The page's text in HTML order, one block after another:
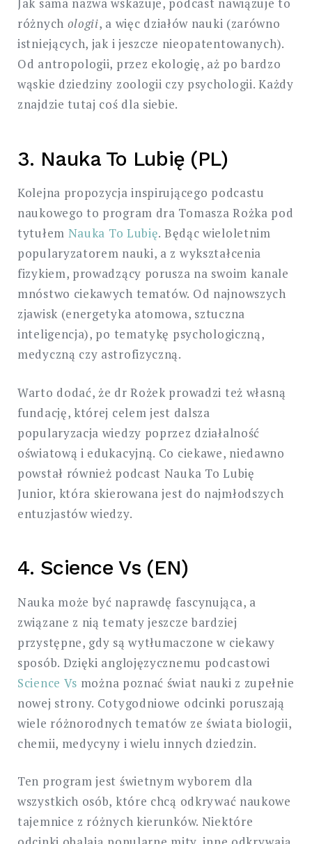
Jak sama nazwa wskazuje, podcast nawiązuje to
różnych ologii, a więc działów nauki (zarówno
istniejących, jak i jeszcze nieopatentowanych).
Od antropologii, przez ekologię, aż po bardzo
wąskie dziedziny zoologii czy psychologii. Każdy
znajdzie tutaj coś dla siebie.
3. Nauka To Lubię (PL)
Kolejna propozycja inspirującego podcastu
naukowego to program dra Tomasza Rożka pod
tytułem Nauka To Lubię. Będąc wieloletnim
popularyzatorem nauki, a z wykształcenia
fizykiem, prowadzący porusza na swoim kanale
mnóstwo ciekawych tematów. Od najnowszych
zjawisk (energetyka atomowa, sztuczna
inteligencja), po tematykę psychologiczną,
medyczną czy astrofizyczną.
Warto dodać, że dr Rożek prowadzi też własną
fundację, której celem jest dalsza
popularyzacja wiedzy poprzez działalność
oświatową i edukacyjną. Co ciekawe, niedawno
powstał również podcast Nauka To Lubię
Junior, która skierowana jest do najmłodszych
entuzjastów wiedzy.
4. Science Vs (EN)
Nauka może być naprawdę fascynująca, a
związane z nią tematy jeszcze bardziej
przystępne, gdy są wytłumaczone w ciekawy
sposób. Dzięki anglojęzycznemu podcastowi
Science Vs można poznać świat nauki z zupełnie
nowej strony. Cotygodniowe odcinki poruszają
wiele różnorodnych tematów ze świata biologii,
chemii, medycyny i wielu innych dziedzin.
Ten program jest świetnym wyborem dla
wszystkich osób, które chcą odkrywać naukowe
tajemnice z różnych kierunków. Niektóre